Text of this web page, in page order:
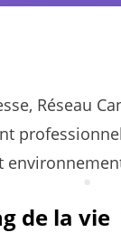
Réseau
de la vie